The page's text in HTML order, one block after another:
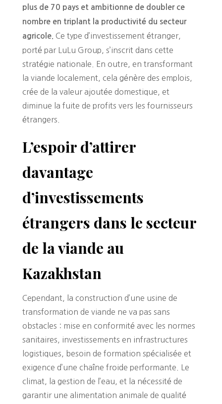
plus de 70 pays et ambitionne de doubler ce
nombre en triplant la productivité du secteur
agricole. Ce type d’investissement étranger,
porté par LuLu Group, s’inscrit dans cette
stratégie nationale. En outre, en transformant
la viande localement, cela génère des emplois,
crée de la valeur ajoutée domestique, et
diminue la fuite de profits vers les fournisseurs
étrangers.
L’espoir d’attirer
davantage
d’investissements
étrangers dans le secteur
de la viande au
Kazakhstan
Cependant, la construction d’une usine de
transformation de viande ne va pas sans
obstacles : mise en conformité avec les normes
sanitaires, investissements en infrastructures
logistiques, besoin de formation spécialisée et
exigence d’une chaîne froide performante. Le
climat, la gestion de l’eau, et la nécessité de
garantir une alimentation animale de qualité